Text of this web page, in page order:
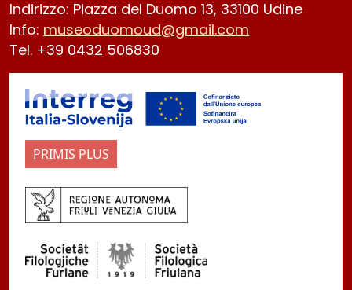
Indirizzo: Piazza del Duomo 13, 33100 Udine
Info: museoduomoud@gmail.com
Tel. +39 0432 506830
PRIMIS PLUS